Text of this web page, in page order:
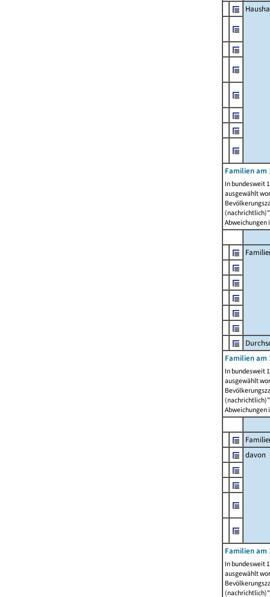
Familien am
In bundesweit
ausgewählt
Abweichungen
Familien am
In bundesweit
ausgewählt
Abweichungen
davon
Familien am
In bundesweit
ausgewählt